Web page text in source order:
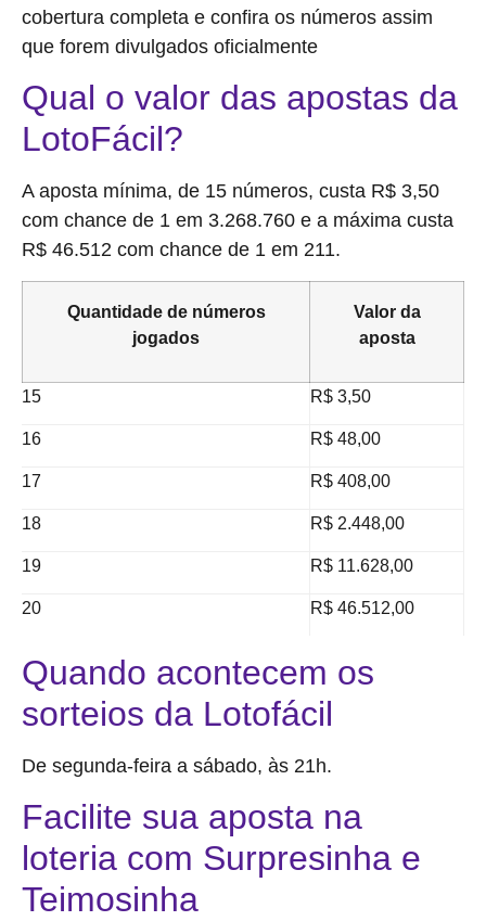
cobertura completa e confira os números assim
que forem divulgados oficialmente
Qual o valor das apostas da
LotoFácil?
A aposta mínima, de 15 números, custa R$ 3,50
com chance de 1 em 3.268.760 e a máxima custa
R$ 46.512 com chance de 1 em 211.
Quantidade de números
jogados
Valor da
aposta
15 R$ 3,50
16 R$ 48,00
17 R$ 408,00
18 R$ 2.448,00
19 R$ 11.628,00
20 R$ 46.512,00
Quando acontecem os
sorteios da Lotofácil
De segunda-feira a sábado, às 21h.
Facilite sua aposta na
loteria com Surpresinha e
Teimosinha